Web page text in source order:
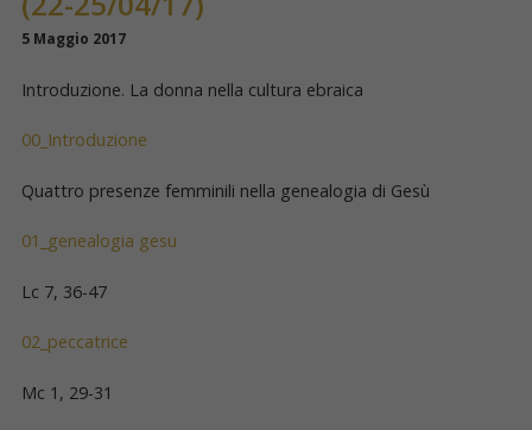
5 Maggio 2017
Introduzione. La donna nella cultura ebraica
00_Introduzione
Quattro presenze femminili nella genealogia di Gesù
01_genealogia gesu
Lc 7, 36-47
02_peccatrice
Mc 1, 29-31